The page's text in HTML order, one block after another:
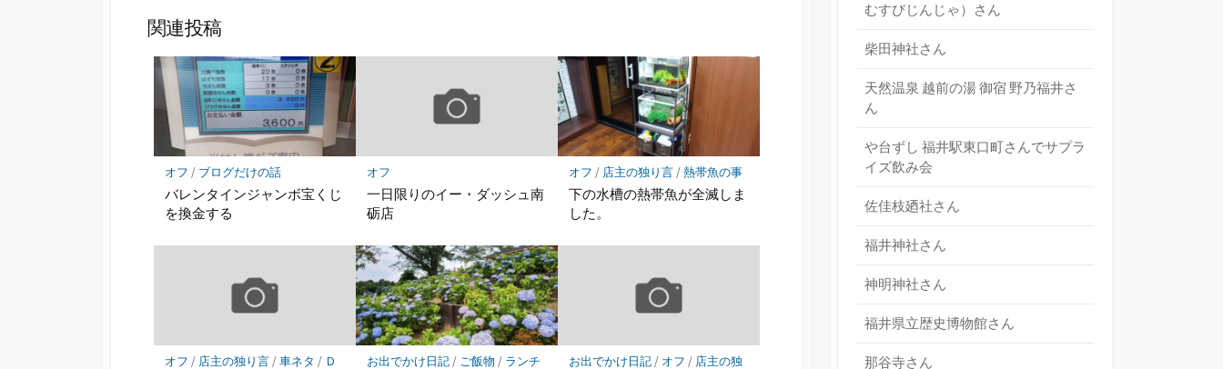
ア
マ
ー
ク
に
保
関連投稿
オフ / ブログだけの話
バレンタインジャンボ宝くじ
を換金する
オフ
一日限りのイー・ダッシュ南
砺店
オフ / 店主の独り言/熱帯魚の事
下の水槽の熱帯魚が全滅しま
した。
オフ / 店主の独り言/車ネタ / Ｄ
お出でかけ日記/ ご飯物 / ランチ お出でかけ日記/ オフ / 店主の独
むすびじんじゃ）さん
柴田神社さん
天然温泉 越前の湯 御宿 野乃福井さ
ん
や台ずし 福井駅東口町さんでサプラ
イズ飲み会
佐佳枝廼社さん
福井神社さん
神明神社さん
福井県立歴史博物館さん
那谷寺さん